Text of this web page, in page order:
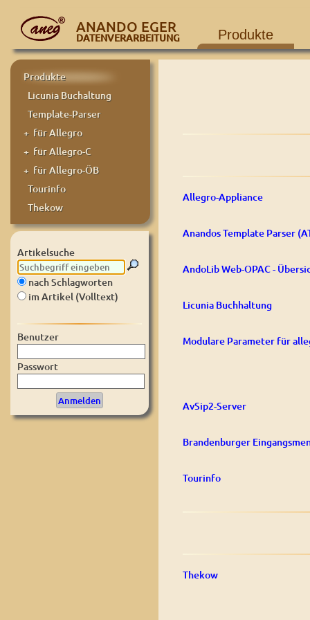
ANANDO EGER
DATENVERARBEITUNG Produkte
Produkte
Licunia Buchaltung
Template-Parser
+ für Allegro
+ für Allegro-C
+ für Allegro-ÖB
Tourinfo
Thekow
Artikelsuche
nach Schlagworten
im Artikel (Volltext)
Benutzer
Passwort
Allegro-Appliance
Anandos Template Parser
AndoLib Web-OPAC -
Licunia Buchhaltung
Modulare Parameter für
AvSip2-Server
Brandenburger
Tourinfo
Thekow